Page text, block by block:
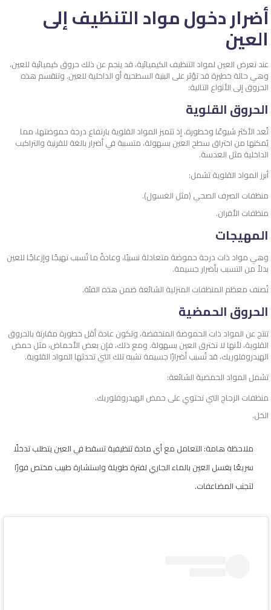
أضرار دخول مواد التنظيف إلى
العين
عند تعرض العين لمواد التنظيف الكيميائية، قد ينجم عن ذلك حروق كيميائية للعين،
وهي حالة خطيرة قد تؤثر على البنية السطحية أو الداخلية للعين. وتنقسم هذه
الحروق إلى الأنواع التالية:
الحروق القلوية
تُعد الأكثر شيوعًا وخطورة، إذ تتميز المواد القلوية بارتفاع درجة حموضتها، مما
يُمكنها من اختراق سطح العين بسهولة، متسببة في أضرار بالغة للقرنية والتراكيب
الداخلية مثل العدسة.
أبرز المواد القلوية تشمل:
منظفات الصرف الصحي (مثل الغسول).
منظفات الأفران.
المهيجات
وهي مواد ذات درجة حموضة متعادلة نسبيًا، وعادةً ما تُسبب تهيجًا وإزعاجًا للعين
بدلاً من التسبب بأضرار جسيمة.
تُصنف معظم المنظفات المنزلية الشائعة ضمن هذه الفئة.
الحروق الحمضية
تنتج عن المواد ذات الحموضة المنخفضة، وتكون عادة أقل خطورة مقارنة بالحروق
القلوية، لأنها لا تخترق العين بسهولة. ومع ذلك، فإن بعض الأحماض، مثل حمض
الهيدروفلوريك، قد تُسبب أضرارًا جسيمة تشبه تلك التي تحدثها المواد القلوية.
تشمل المواد الحمضية الشائعة:
منظفات الزجاج التي تحتوي على حمض الهيدروفلوريك.
الخل.
ملاحظة هامة: التعامل مع أي مادة تنظيفية تسقط في العين يتطلب تدخلًا
سريعًا بغسل العين بالماء الجاري لفترة طويلة واستشارة طبيب مختص فورًا
لتجنب المضاعفات.